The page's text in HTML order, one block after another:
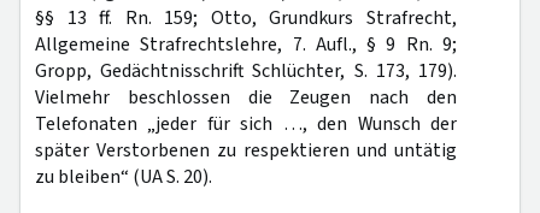
§§ 13 ff. Rn. 159; Otto, Grundkurs Strafrecht,
Allgemeine Strafrechtslehre, 7. Aufl., § 9 Rn. 9;
Gropp, Gedächtnisschrift Schlüchter, S. 173, 179).
Vielmehr beschlossen die Zeugen nach den
Telefonaten „jeder für sich …, den Wunsch der
später Verstorbenen zu respektieren und untätig
zu bleiben“ (UA S. 20).